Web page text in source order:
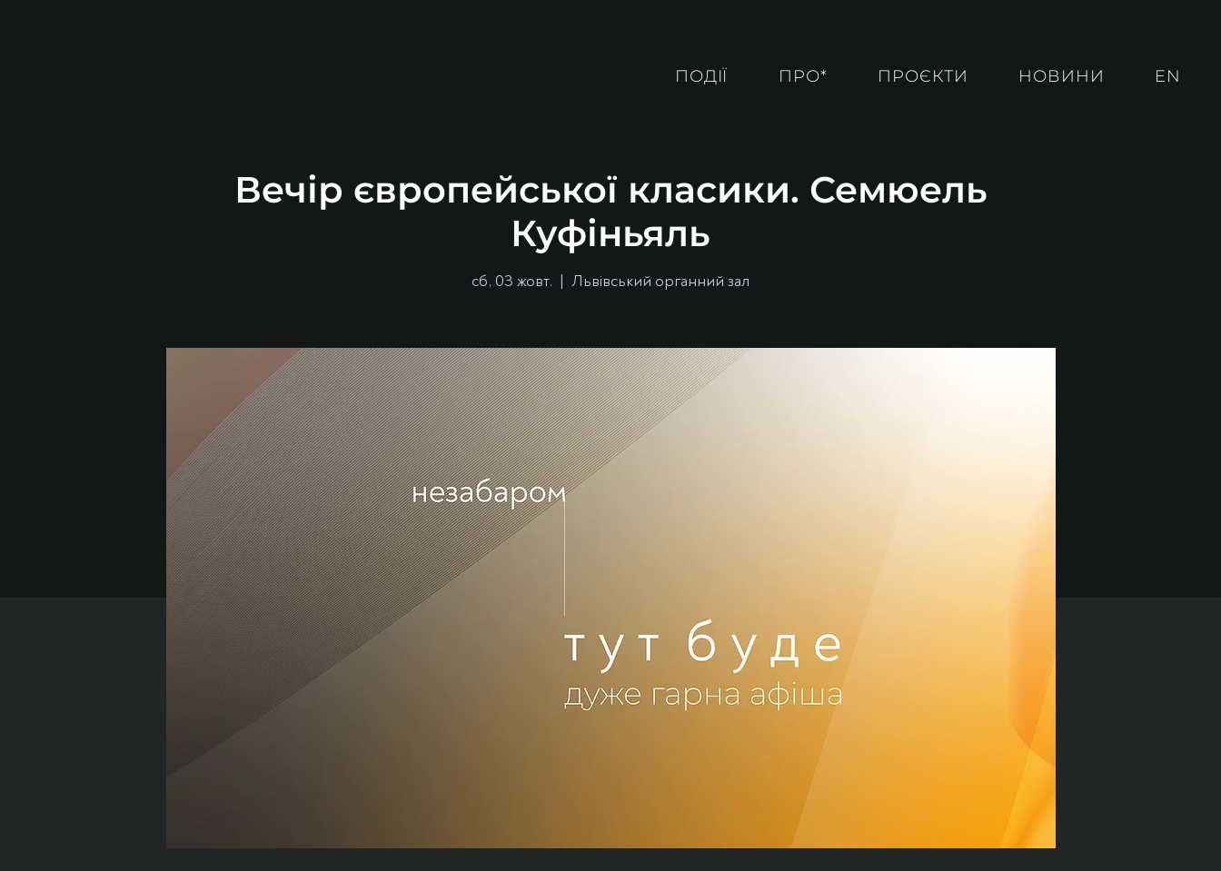
ПОДІЇ ПРО* ПРОЄКТИ НОВИНИ EN
Вечір європейської класики. Семюель
Куфіньяль
сб, 03 жовт.
  |
Львівський органний зал